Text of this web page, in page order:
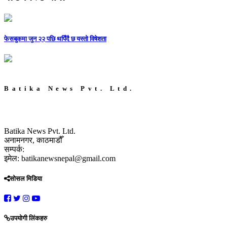
फेसबुकमा जुन २२ पछि थपिँदै छ यस्तो विषेशता
Batika News Pvt. Ltd.
Batika News Pvt. Ltd.
अनामनगर, काठमाडौँ
सम्पर्क:
इमेल: batikanewsnepal@gmail.com
सोसल मिडिया
उपयोगी लिंकहरु